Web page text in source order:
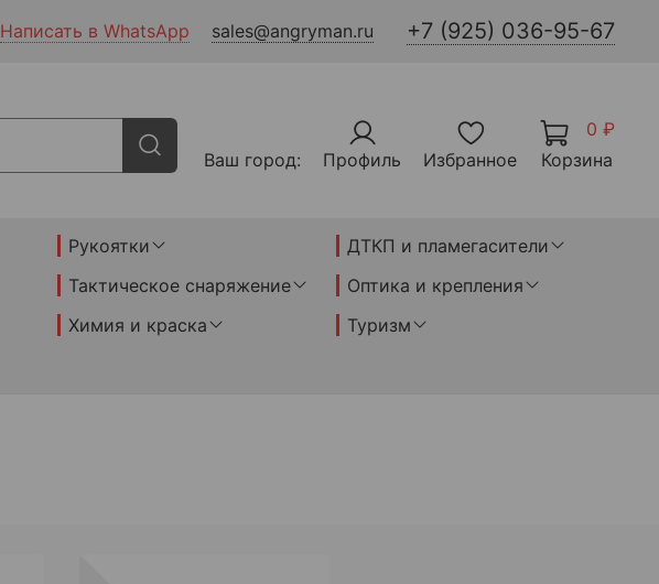
Написать в WhatsApp sales@angryman.ru +7 (925) 036-95-67
Ваш город: Профиль Избранное
0 ₽
Корзина
Рукоятки
ДТКП и пламегасители
Тактическое снаряжение
Оптика и крепления
Химия и краска
Туризм